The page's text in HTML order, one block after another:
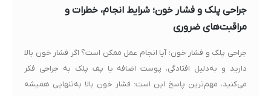
جراحی پلک و فشار خون؛ شرایط انجام، خطرات و
مراقبت‌های ضروری
جراحی پلک و فشار خون؛ آیا انجام عمل ممکن است؟ اگر فشار خون بالا
دارید و به‌دلیل افتادگی، پوست اضافه یا پف پلک به جراحی فکر
می‌کنید، مهم‌ترین پاسخ این است: فشار خون بالا به‌تنهایی همیشه